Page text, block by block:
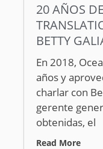
20 AÑOS
BETTY
En 2018,
años y
charlar con
gerente
obtenidas, el
Read More